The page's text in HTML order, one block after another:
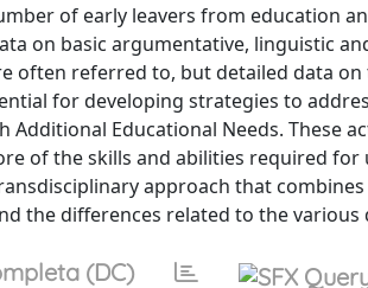
of early leavers from education
on basic argumentative, linguistic
often referred to, but detailed data
for developing strategies to
Educational Needs. These
of the skills and abilities required for
approach that
the differences related to the various
(DC)